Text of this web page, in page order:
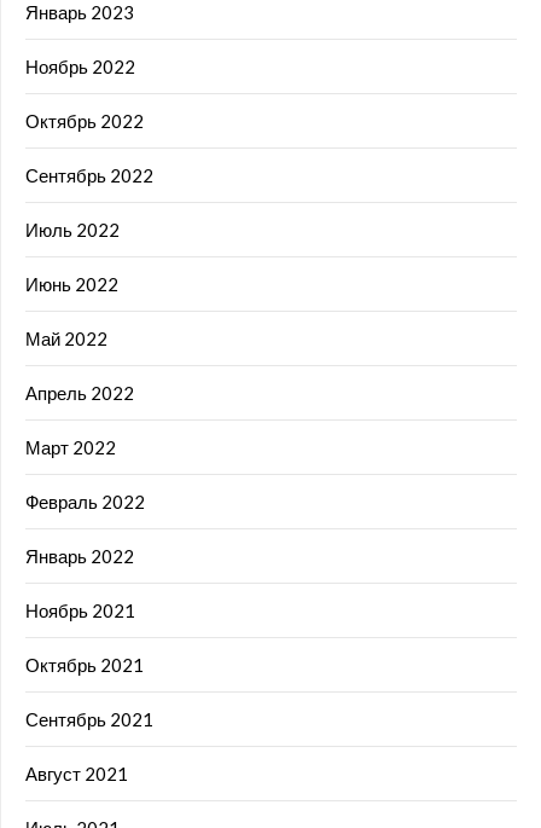
Январь 2023
Ноябрь 2022
Октябрь 2022
Сентябрь 2022
Июль 2022
Июнь 2022
Май 2022
Апрель 2022
Март 2022
Февраль 2022
Январь 2022
Ноябрь 2021
Октябрь 2021
Сентябрь 2021
Август 2021